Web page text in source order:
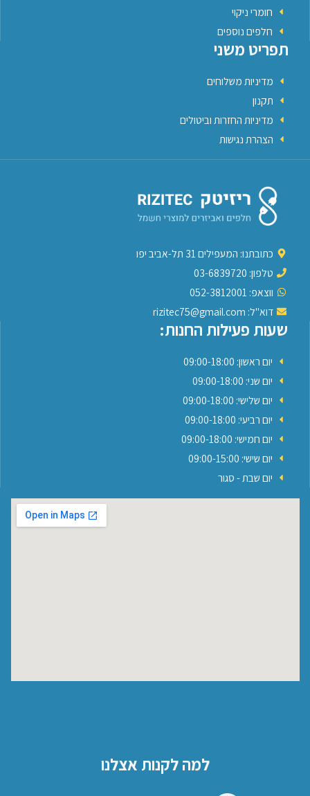
חומרי ניקוי
חלפים נוספים
תפריט משני
מדיניות משלוחים
תקנון
מדיניות החזרות וביטולים
הצהרת נגישות
כתובתנו: המעפילים 31 תל-אביב יפו
טלפון: 03-6839720
ווצאפ: 052-3812001
דוא"ל: rizitec75@gmail.com
שעות פעילות החנות:
יום ראשון: 09:00-18:00
יום שני: 09:00-18:00
יום שלישי: 09:00-18:00
יום רביעי: 09:00-18:00
יום חמישי: 09:00-18:00
יום שישי: 09:00-15:00
יום שבת - סגור
למה לקנות אצלנו